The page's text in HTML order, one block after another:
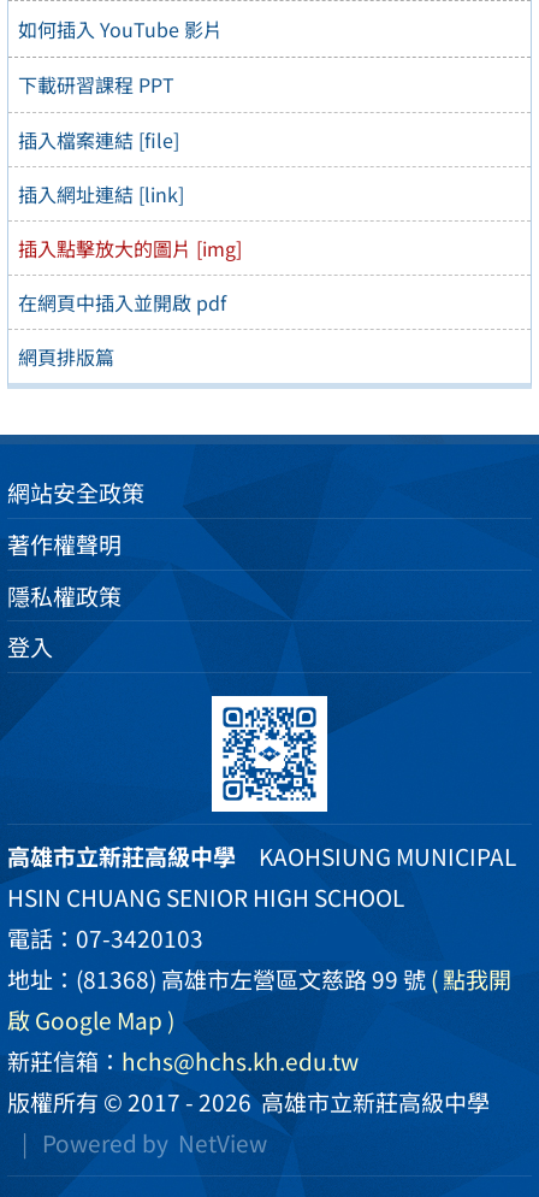
如何插入 YouTube 影片
下載研習課程 PPT
插入檔案連結 [file]
插入網址連結 [link]
插入點擊放大的圖片 [img]
在網頁中插入並開啟 pdf
網頁排版篇
網站安全政策
著作權聲明
隱私權政策
登入
高雄市立新莊高級中學 KAOHSIUNG MUNICIPAL
HSIN CHUANG SENIOR HIGH SCHOOL
電話：07-3420103
地址：(81368) 高雄市左營區文慈路 99 號( 點我開
啟 Google Map )
新莊信箱： hchs@hchs.kh.edu.tw
版權所有 © 2017 - 2026高雄市立新莊高級中學
| Powered by NetView